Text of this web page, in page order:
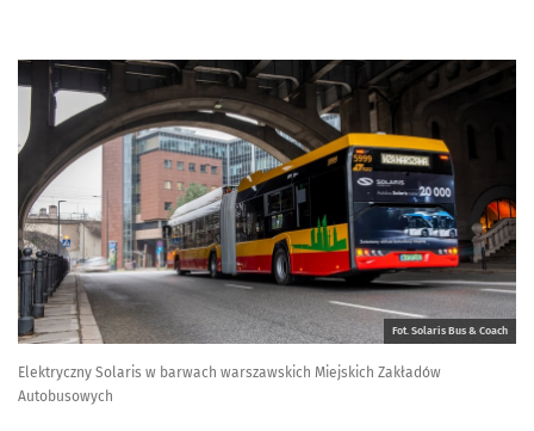
Fot. Solaris Bus & Coach
Elektryczny Solaris w barwach warszawskich Miejskich Zakładów
Autobusowych